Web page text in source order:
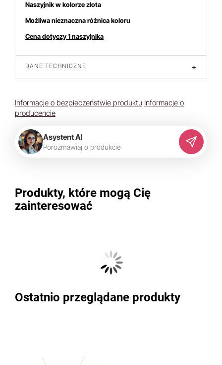
Naszyjnik w kolorze złota
Możliwa nieznaczna różnica koloru
Cena dotyczy 1 naszyjnika
DANE TECHNICZNE +
Informacje o bezpieczeństwie produktu Informacje o
producencie
Asystent AI
Porozmawiaj o produkcie
Produkty, które mogą Cię
zainteresować
Ostatnio przeglądane produkty